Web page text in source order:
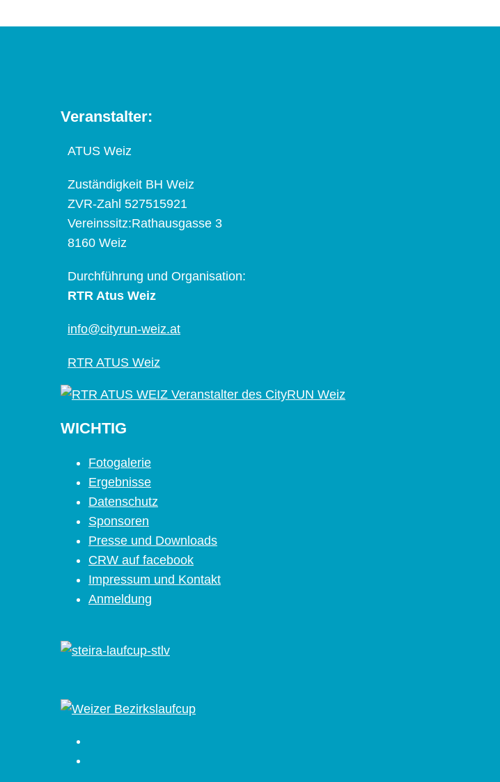
Veranstalter:
ATUS Weiz
Zuständigkeit BH Weiz
ZVR-Zahl 527515921
Vereinssitz:Rathausgasse 3
8160 Weiz
Durchführung und Organisation:
RTR Atus Weiz
info@cityrun-weiz.at
RTR ATUS Weiz
WICHTIG
Fotogalerie
Ergebnisse
Datenschutz
Sponsoren
Presse und Downloads
CRW auf facebook
Impressum und Kontakt
Anmeldung